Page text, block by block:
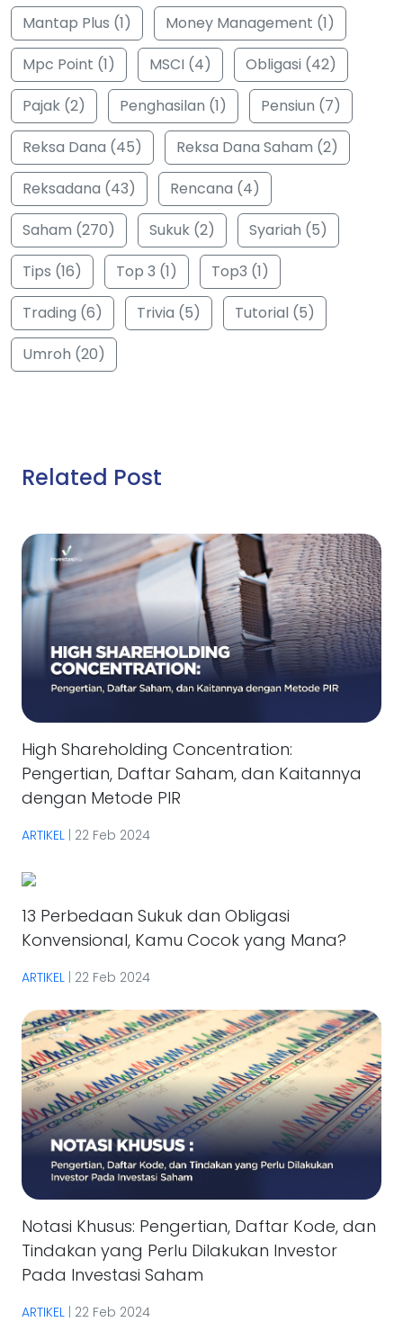
Mantap Plus (1)
Money Management (1)
Mpc Point (1)
MSCI (4)
Obligasi (42)
Pajak (2)
Penghasilan (1)
Pensiun (7)
Reksa Dana (45)
Reksa Dana Saham (2)
Reksadana (43)
Rencana (4)
Saham (270)
Sukuk (2)
Syariah (5)
Tips (16)
Top 3 (1)
Top3 (1)
Trading (6)
Trivia (5)
Tutorial (5)
Umroh (20)
Related Post
High Shareholding Concentration:
Pengertian, Daftar Saham, dan Kaitannya
dengan Metode PIR
ARTIKEL 22 Feb 2024
13 Perbedaan Sukuk dan Obligasi
Konvensional, Kamu Cocok yang Mana?
ARTIKEL 22 Feb 2024
Notasi Khusus: Pengertian, Daftar Kode, dan
Tindakan yang Perlu Dilakukan Investor
Pada Investasi Saham
ARTIKEL | 22 Feb 2024